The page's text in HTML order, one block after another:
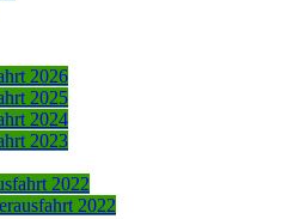
2026
2025
2024
2023
2022
2022